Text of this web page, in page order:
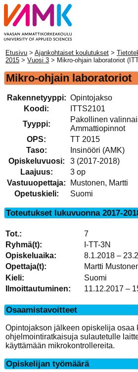
Etusivu >Ajankohtaiset koulutukset >
2015 >Vuosi 3 > Mikro-ohjain laboratoriot
Mikro-ohjain laboratoriot
Rakennetyyppi: Opintojakso
Koodi:
ITTS2101
Tyyppi:
Pakollinen
Ammattiopinnot
OPS:
TT 2015
Taso:
Insinööri (AMK)
Opiskeluvuosi:
3 (2017-2018)
Laajuus:
3 op
Vastuuopettaja:
Mustonen, Martti
Opetuskieli:
Suomi
Toteutukset lukuvuonna 2017-
7
I-TT-3N
8.1.2018 –
Martti
Suomi
11.12.2017 –
Osaamistavoitteet
Opintojakson jälkeen opiskelija osaa
ohjelmointiratkaisuja sulautetulle
käyttämään mikrokontrollereita.
Opiskelijan työmäärä